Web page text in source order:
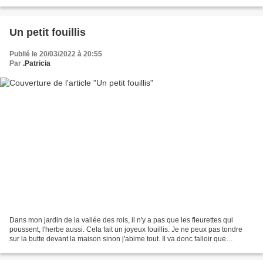
Un petit fouillis
Publié le 20/03/2022 à 20:55
Par .Patricia
Dans mon jardin de la vallée des rois, il n'y a pas que les fleurettes qui
poussent, l'herbe aussi. Cela fait un joyeux fouillis. Je ne peux pas tondre
sur la butte devant la maison sinon j'abime tout. Il va donc falloir que